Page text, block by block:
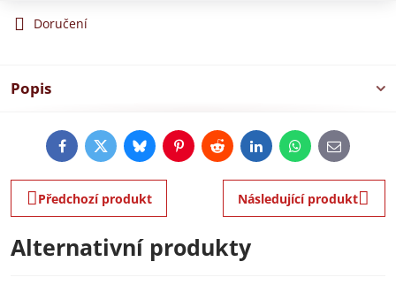
Doručení
Popis
FacebookTwitterBlueskyPinterestRedditLinkedInWhatsApp
E-
mail
Předchozí produkt Následující produkt
Alternativní produkty